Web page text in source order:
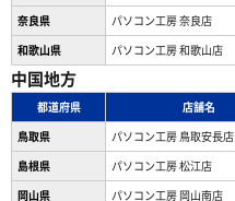
奈良県
パソコン工房 奈良店
和歌山県
パソコン工房 和歌山店
中国地方
都道府県 店舗名
鳥取県
パソコン工房 鳥取安長店
島根県
パソコン工房 松江店
岡山県
パソコン工房 岡山南店